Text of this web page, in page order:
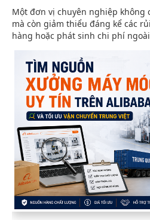
Một đơn vị chuyên nghiệp không
mà còn giảm thiểu đáng kể các
hàng hoặc phát sinh chi phí